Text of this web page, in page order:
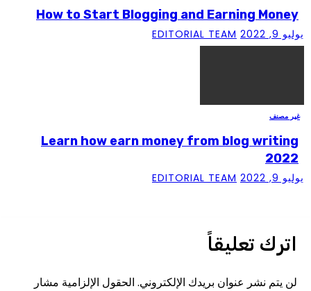
How to Start Blogging and Earning
2022
EDITORIAL TEAM
مصنف
Learn how earn money from blog
2022
EDITORIAL TEAM
تعليقاً
يتم نشر عنوان بريدك الإلكتروني. الحقول الإلزامية مشار